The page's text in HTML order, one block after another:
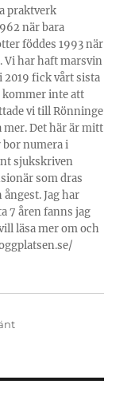
praktverk
när bara
föddes 1993 när
Vi har haft marsvin
2019 fick vårt sista
kommer inte att
vi till Rönninge
Det här är mitt
bor numera i
sjukskriven
som dras
Jag har
7 åren fanns jag
läsa mer om och